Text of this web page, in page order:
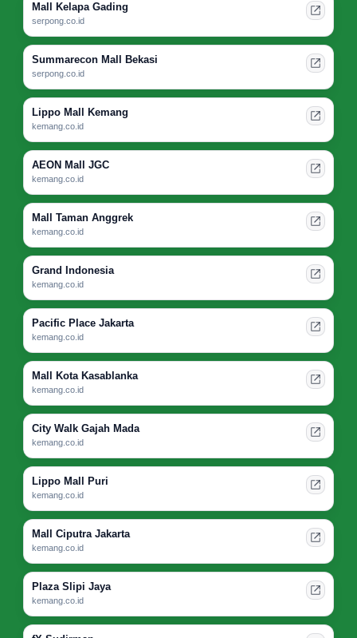
Mall Kelapa Gading
serpong.co.id
Summarecon Mall Bekasi
serpong.co.id
Lippo Mall Kemang
kemang.co.id
AEON Mall JGC
kemang.co.id
Mall Taman Anggrek
kemang.co.id
Grand Indonesia
kemang.co.id
Pacific Place Jakarta
kemang.co.id
Mall Kota Kasablanka
kemang.co.id
City Walk Gajah Mada
kemang.co.id
Lippo Mall Puri
kemang.co.id
Mall Ciputra Jakarta
kemang.co.id
Plaza Slipi Jaya
kemang.co.id